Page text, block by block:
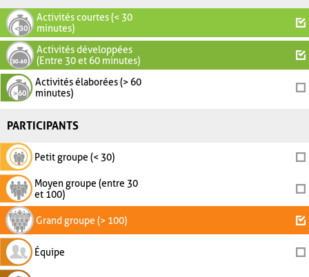
Activités courtes (< 30
minutes)
Activités développées
(Entre 30 et 60 minutes)
Activités élaborées (> 60
minutes)
PARTICIPANTS
Petit groupe (< 30)
Moyen groupe (entre 30
et 100)
Grand groupe (> 100)
Équipe